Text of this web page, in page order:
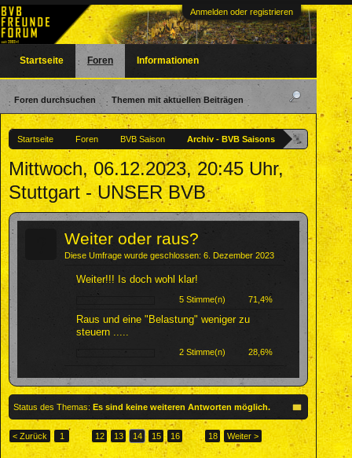
Anmelden oder registrieren
Startseite Foren BVB Saison Archiv - BVB Saisons
Mittwoch, 06.12.2023, 20:45 Uhr,
Stuttgart - UNSER BVB
Weiter oder raus?
Diese Umfrage wurde geschlossen: 6. Dezember 2023
Weiter!!! Is doch wohl klar!
5 Stimme(n) 71,4%
Raus und eine "Belastung" weniger zu
steuern .....
2 Stimme(n) 28,6%
Status des Themas: Es sind keine weiteren Antworten möglich.
< Zurück 1 ← 12 13 14 15 16 → 18 Weiter >
Startseite Foren
Foren durchsuchen Themen mit aktuellen Beiträgen
Informationen